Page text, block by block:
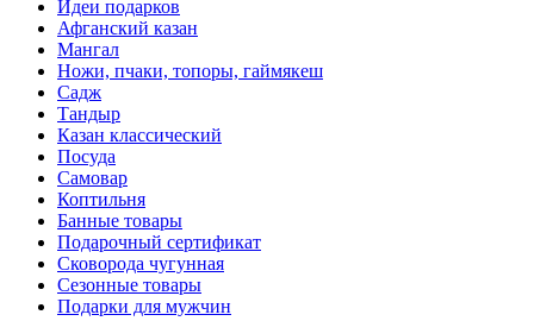
Идеи подарков
Афганский казан
Мангал
Ножи, пчаки, топоры, гаймякеш
Садж
Тандыр
Казан классический
Посуда
Самовар
Коптильня
Банные товары
Подарочный сертификат
Сковорода чугунная
Сезонные товары
Подарки для мужчин